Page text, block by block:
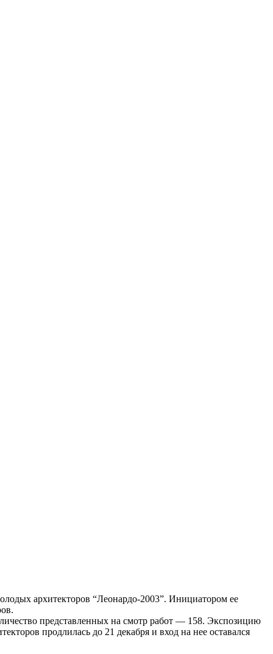
архитекторов “Леонардо-2003”. Инициатором ее
представленных на смотр работ — 158. Экспозицию
продлилась до 21 декабря и вход на нее оставался